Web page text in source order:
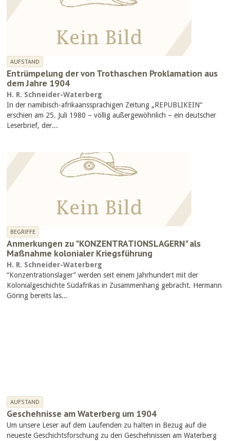
AUFSTAND
Entrümpelung der von Trothaschen Proklamation aus
dem Jahre 1904
H. R. Schneider-Waterberg
In der namibisch-afrikaanssprachigen Zeitung „REPUBLIKEIN“
erschien am 25. Juli 1980 – völlig außergewöhnlich – ein deutscher
Leserbrief, der...
BEGRIFFE
Anmerkungen zu "KONZENTRATIONSLAGERN" als
Maßnahme kolonialer Kriegsführung
H. R. Schneider-Waterberg
“Konzentrationslager” werden seit einem Jahrhundert mit der
Kolonialgeschichte Südafrikas in Zusammenhang gebracht. Hermann
Göring bereits las...
AUFSTAND
Geschehnisse am Waterberg um 1904
Um unsere Leser auf dem Laufenden zu halten in Bezug auf die
neueste Geschichtsforschung zu den Geschehnissen am Waterberg